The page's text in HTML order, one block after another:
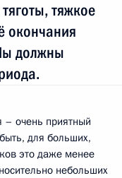
тяжкое
окончания
должны
– очень приятный
для больших,
это даже менее
небольших